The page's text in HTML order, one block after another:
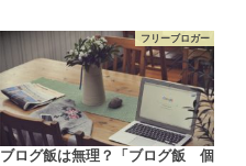
フリーブロガー
ブログ飯は無理？「ブログ飯 個